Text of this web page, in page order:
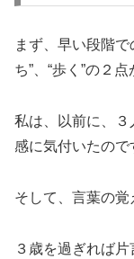
まず、早い段階
ち”、“歩く”の２点
私は、以前に、
感に気付いたので
そして、言葉の覚
３歳を過ぎれば